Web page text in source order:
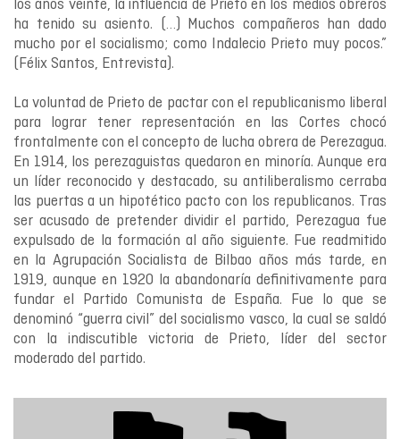
los años veinte, la influencia de Prieto en los medios obreros
ha tenido su asiento. (…) Muchos compañeros han dado
mucho por el socialismo; como Indalecio Prieto muy pocos.”
(Félix Santos, Entrevista).
La voluntad de Prieto de pactar con el republicanismo liberal
para lograr tener representación en las Cortes chocó
frontalmente con el concepto de lucha obrera de Perezagua.
En 1914, los perezaguistas quedaron en minoría. Aunque era
un líder reconocido y destacado, su antiliberalismo cerraba
las puertas a un hipotético pacto con los republicanos. Tras
ser acusado de pretender dividir el partido, Perezagua fue
expulsado de la formación al año siguiente. Fue readmitido
en la Agrupación Socialista de Bilbao años más tarde, en
1919, aunque en 1920 la abandonaría definitivamente para
fundar el Partido Comunista de España. Fue lo que se
denominó “guerra civil” del socialismo vasco, la cual se saldó
con la indiscutible victoria de Prieto, líder del sector
moderado del partido.